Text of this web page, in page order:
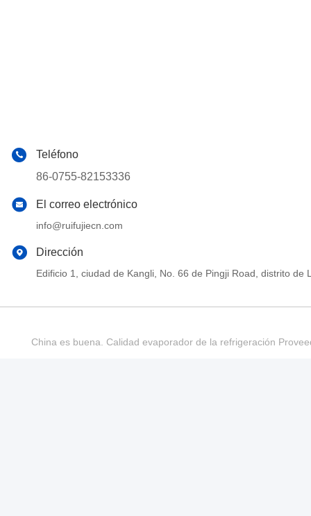
Teléfono
86-0755-82153336
El correo electrónico
info@ruifujiecn.com
Dirección
Edificio 1, ciudad de Kangli, No. 66 de Pingji Road, distrito
China es buena. Calidad evaporador de la refrigeración